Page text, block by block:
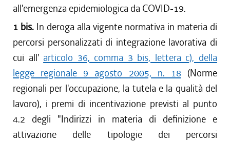
all'emergenza epidemiologica da COVID-19.
1 bis. In deroga alla vigente normativa in materia di
percorsi personalizzati di integrazione lavorativa di
cui all' articolo 36, comma 3 bis, lettera c), della
legge regionale 9 agosto 2005, n. 18 (Norme
regionali per l'occupazione, la tutela e la qualità del
lavoro), i premi di incentivazione previsti al punto
4.2 degli "Indirizzi in materia di definizione e
attivazione delle tipologie dei percorsi